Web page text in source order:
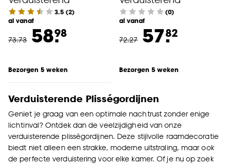
3.5 (2)
al vanaf
73.73 58.98
Bezorgen 5 weken
(0)
al vanaf
72.27 57.82
Bezorgen 5 weken
Verduisterende Plisségordijnen
Geniet je graag van een optimale nachtrust zonder enige
lichtinval? Ontdek dan de veelzijdigheid van onze
verduisterende plisségordijnen. Deze stijlvolle raamdecoratie
biedt niet alleen een strakke, moderne uitstraling, maar ook
de perfecte verduistering voor elke kamer. Of je nu op zoek